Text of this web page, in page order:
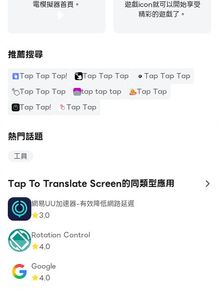
電模擬器首頁。
遊戲icon就可以開始享受
精彩的遊戲了。
推薦搜尋
Tap Tap Tap! Tap Tap Tap
Tap Tap Tap
Tap Tap Tap
tap tap tap
Tap Tap
Tap Tap!
Tap Tap
熱門話題
工具
Tap To Translate Screen的同類型應用 to
網易UU加速器-有效降低網路延遲
3.0
Rotation Control
4.0
Google
4.0